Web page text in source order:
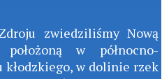
zwiedziliśmy Nową
w północno-
kłodzkiego, w dolinie rzek